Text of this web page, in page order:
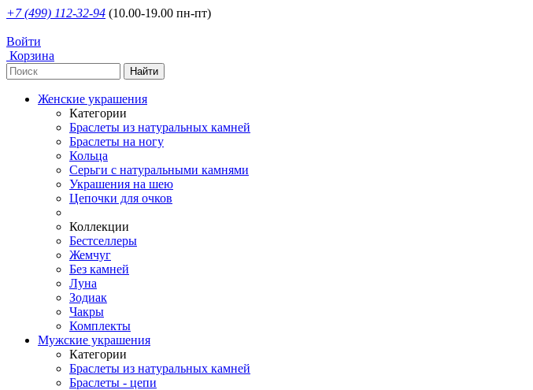
+7 (499) 112-32-94 (10.00-19.00 пн-пт)
Войти
Корзина
Женские украшения
Категории
Браслеты из натуральных камней
Браслеты на ногу
Кольца
Серьги с натуральными камнями
Украшения на шею
Цепочки для очков
Коллекции
Бестселлеры
Жемчуг
Без камней
Луна
Зодиак
Чакры
Комплекты
Мужские украшения
Категории
Браслеты из натуральных камней
Браслеты - цепи